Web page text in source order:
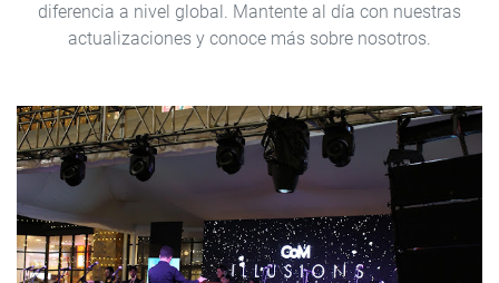
diferencia a nivel global. Mantente al día con nuestras
actualizaciones y conoce más sobre nosotros.